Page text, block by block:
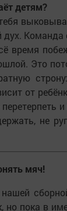
детям?
Команда
время
Это
от
не
мяч!
но пока в